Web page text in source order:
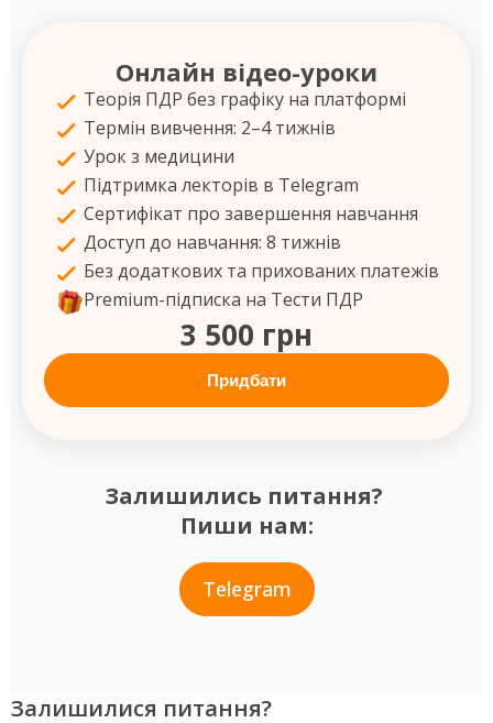
Залишились питання?
Пиши нам:
Telegram
Онлайн відео-уроки
Теорія ПДР без графіку на платформі
Термін вивчення: 2–4 тижнів
Урок з медицини
Підтримка лекторів в Telegram
Сертифікат про завершення навчання
Доступ до навчання: 8 тижнів
Без додаткових та прихованих платежів
Premium-підписка на Тести ПДР
3 500 грн
Придбати
Залишилися питання?